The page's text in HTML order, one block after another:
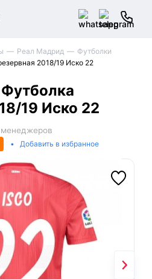
Реал Мадрид
Футболки
2018/19 Иско 22
19 Иско 22
• Добавить в избранное